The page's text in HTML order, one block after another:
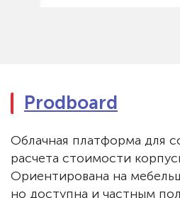
Prodboard
Облачная платформа для
расчета стоимости
Ориентирована на
но доступна и частным